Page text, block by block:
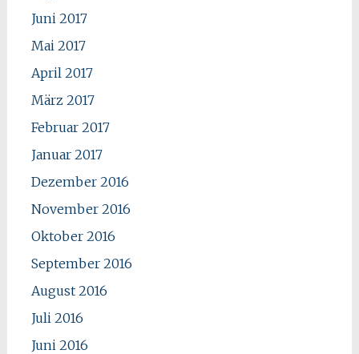
Juni 2017
Mai 2017
April 2017
März 2017
Februar 2017
Januar 2017
Dezember 2016
November 2016
Oktober 2016
September 2016
August 2016
Juli 2016
Juni 2016